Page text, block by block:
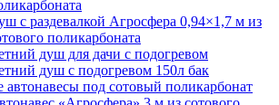
с раздевалкой Агросфера 0,94×1,7 м из
поликарбоната
душ для дачи с подогревом
душ с подогревом 150л бак
автонавесы под сотовый поликарбонат